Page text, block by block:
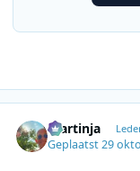
martinja
Geplaatst29